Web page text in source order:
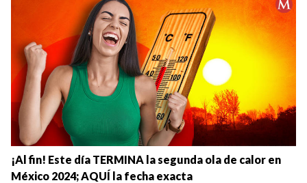
¡Al fin! Este día TERMINA la segunda ola de calor en
México 2024; AQUÍ la fecha exacta